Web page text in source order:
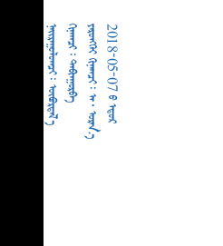
         2018-05-07  